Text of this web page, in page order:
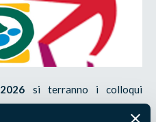
si terranno i colloqui
Civile Universale 2026-